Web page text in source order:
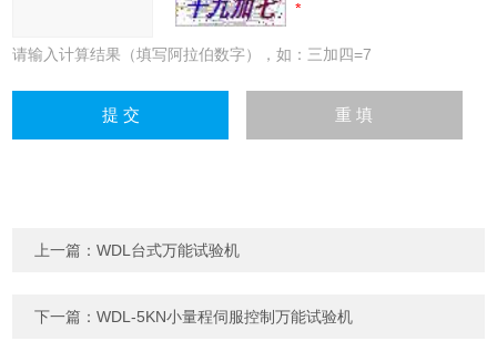
请输入计算结果（填写阿拉伯数字），如：三加四=7
上一篇：WDL台式万能试验机
下一篇：WDL-5KN小量程伺服控制万能试验机